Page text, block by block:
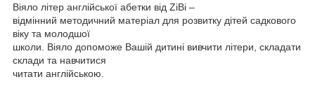
Віяло літер англійської абетки від ZiBi –
відмінний методичний матеріал для розвитку дітей садкового
віку та молодшої
школи. Віяло допоможе Вашій дитині вивчити літери, складати
склади та навчитися
читати англійською.